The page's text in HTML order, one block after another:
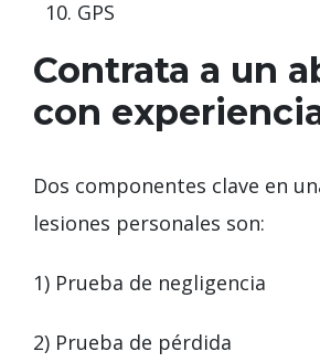
GPS
Contrata a un
con
Dos componentes clave en
lesiones personales son:
1) Prueba de negligencia
2) Prueba de pérdida